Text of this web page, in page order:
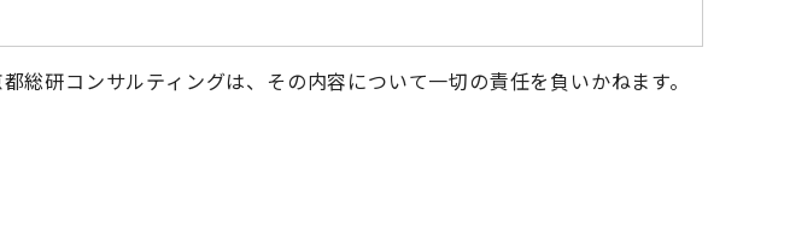
研コンサルティングは、その内容について一切の責任を負いかねます。